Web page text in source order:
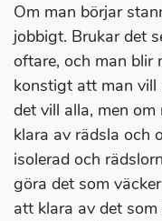
Om man börjar
jobbigt. Brukar det
oftare, och man blir
konstigt att man vill
det vill alla, men
klara av rädsla och
isolerad och
göra det som
att klara av det